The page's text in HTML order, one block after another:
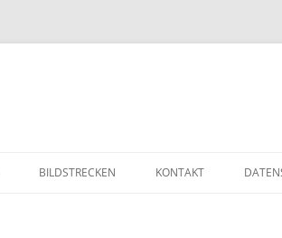
BILDSTRECKEN KONTAKT